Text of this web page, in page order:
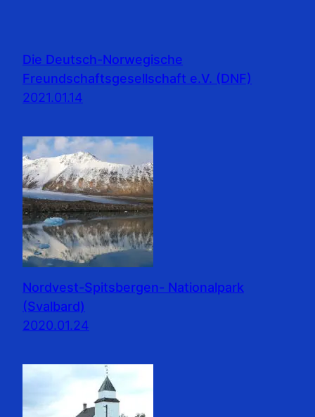
Die Deutsch-Norwegische
Freundschaftsgesellschaft e.V. (DNF)
2021.01.14
Nordvest-Spitsbergen- Nationalpark
(Svalbard)
2020.01.24